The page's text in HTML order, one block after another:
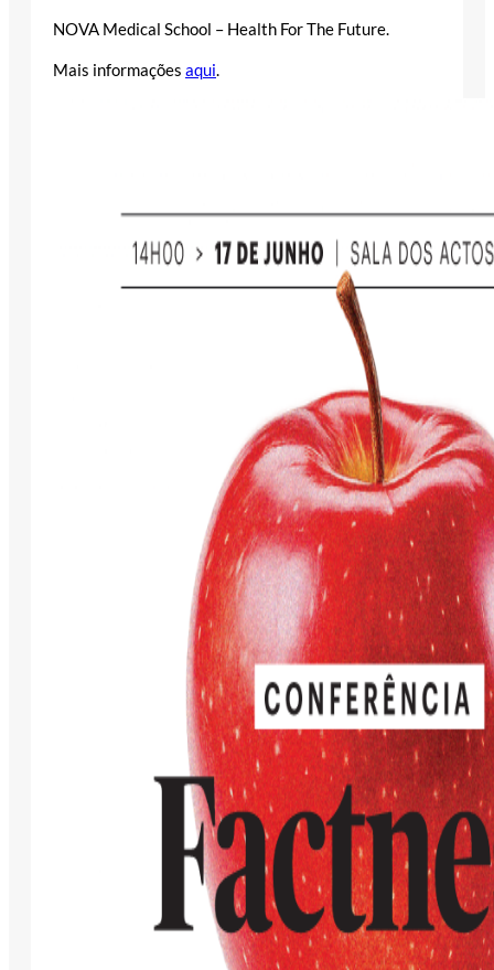
NOVA Medical School – Health For The Future.
Mais informações aqui.